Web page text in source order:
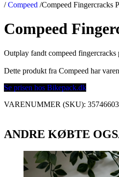
/ Compeed /Compeed Fingercracks
Compeed
Outplay fandt compeed
Dette produkt fra Compeed har
Se prisen hos Bikepack.dk
VARENUMMER (SKU):
ANDRE KØBTE